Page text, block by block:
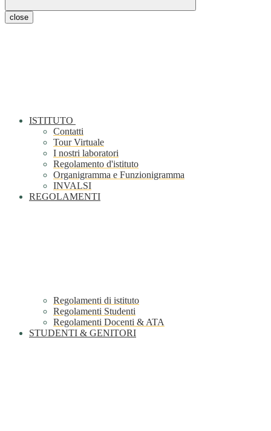
close
ISTITUTO
Contatti
Tour Virtuale
I nostri laboratori
Regolamento d'istituto
Organigramma e Funzionigramma
INVALSI
REGOLAMENTI
Regolamenti di istituto
Regolamenti Studenti
Regolamenti Docenti & ATA
STUDENTI & GENITORI